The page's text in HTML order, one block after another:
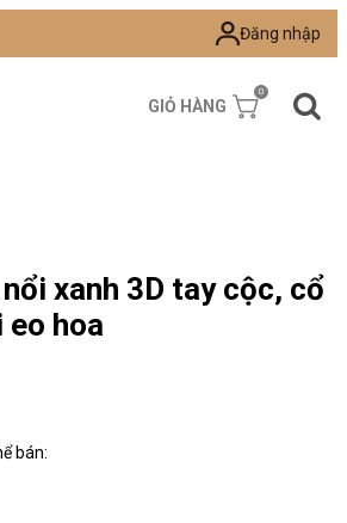
Đăng nhập
0
GIỎ HÀNG
xanh 3D tay cộc, cổ
eo hoa
bán: